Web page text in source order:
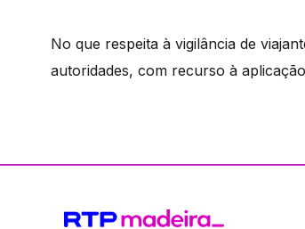
No que respeita à vigilância de
autoridades, com recurso à